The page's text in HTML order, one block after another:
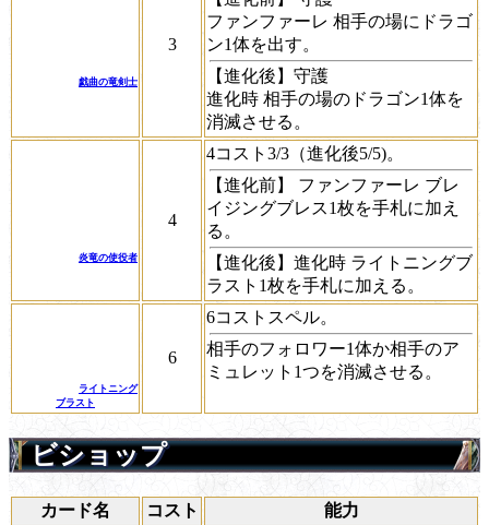
戯曲の竜剣士
3
ファンファーレ 相手の場にドラゴ
ン1体を出す。
【進化後】 守護
進化時 相手の場のドラゴン1体を
消滅させる。
炎竜の使役者
4
4コスト3/3（進化後5/5)。
【進化前】 ファンファーレ ブレ
イジングブレス1枚を手札に加え
る。
【進化後】 進化時 ライトニングブ
ラスト1枚を手札に加える。
ライトニング
ブラスト
6
6コストスペル。
相手のフォロワー1体か相手のア
ミュレット1つを消滅させる。
ビショップ
カード名 コスト 能力